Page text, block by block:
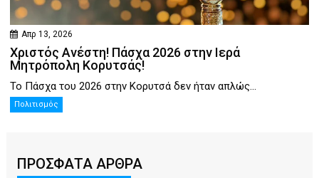
Απρ 13, 2026
Χριστός Ανέστη! Πάσχα 2026 στην Ιερά
Μητρόπολη Κορυτσάς!
Το Πάσχα του 2026 στην Κορυτσά δεν ήταν απλώς...
Πολιτισμός
ΠΡΟΣΦΑΤΑ ΑΡΘΡΑ